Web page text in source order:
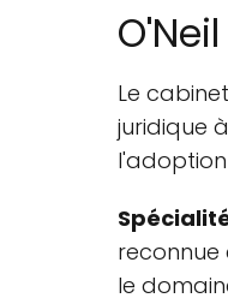
Le
juridique
le